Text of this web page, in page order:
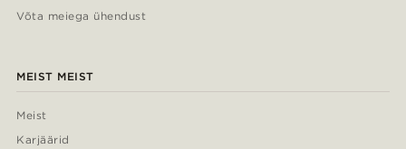
Võta meiega ühendust
MEIST MEIST
Meist
Karjäärid